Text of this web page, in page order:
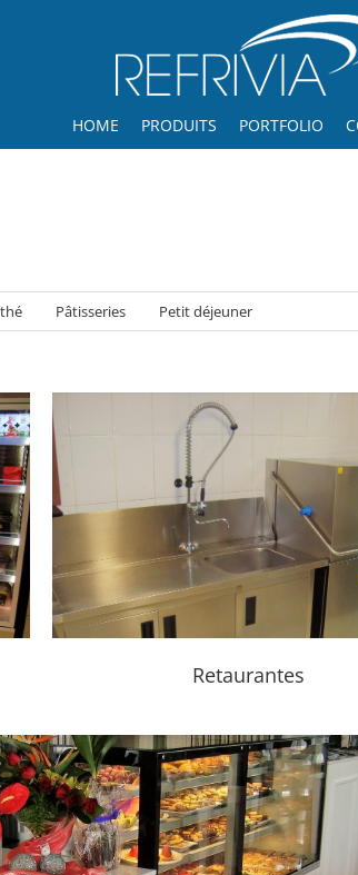
HOME PRODUITS PORTFOLIO
Pâtisseries Petit déjeuner
Retaurantes
Talhos